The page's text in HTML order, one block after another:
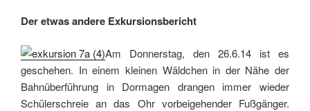
Der etwas andere Exkursionsbericht
Am Donnerstag, den 26.6.14 ist es
geschehen. In einem kleinen Wäldchen in der Nähe der
Bahnüberführung in Dormagen drangen immer wieder
Schülerschreie an das Ohr vorbeigehender Fußgänger.